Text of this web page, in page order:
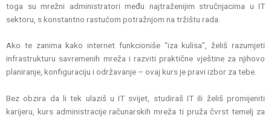
toga su mrežni administratori među najtraženijim stručnjacima u IT
sektoru, s konstantno rastućom potražnjom na tržištu rada.
Ako te zanima kako internet funkcioniše “iza kulisa”, želiš razumjeti
infrastrukturu savremenih mreža i razviti praktične vještine za njihovo
planiranje, konfiguraciju i održavanje – ovaj kurs je pravi izbor za tebe.
Bez obzira da li tek ulaziš u IT svijet, studiraš IT ili želiš promijeniti
karijeru, kurs administracije računarskih mreža ti pruža čvrst temelj za